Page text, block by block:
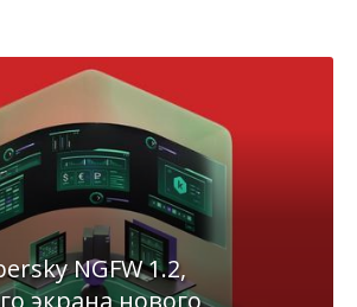
NGFW 1.2,
экрана нового